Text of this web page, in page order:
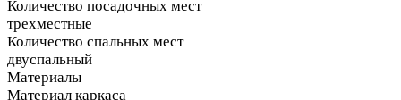
Количество посадочных мест
трехместные
Количество спальных мест
двуспальный
Материалы
Материал каркаса